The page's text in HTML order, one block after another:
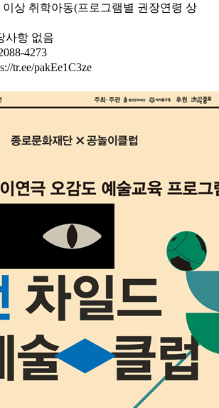
이상 취학아동(프로그램별 권장연령 상
사항 없음
4273
tr.ee/pakEe1C3ze